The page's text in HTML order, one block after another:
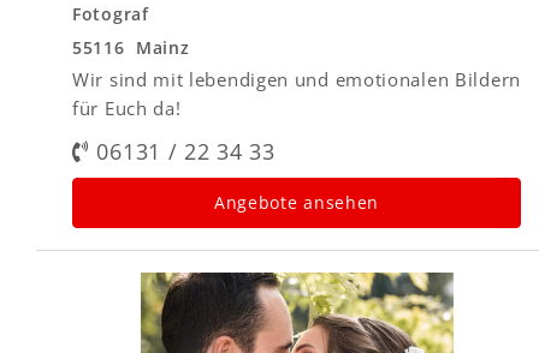
Fotograf
55116 Mainz
Wir sind mit lebendigen und emotionalen Bildern
für Euch da!
06131 / 22 34 33
Angebote ansehen